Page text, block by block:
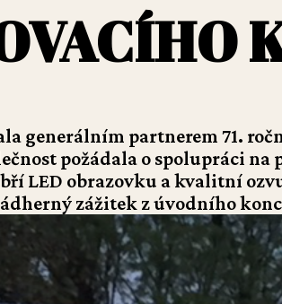
generálním partnerem 71.
požádala o spolupráci
LED obrazovku a kvalitní
zážitek z úvodního